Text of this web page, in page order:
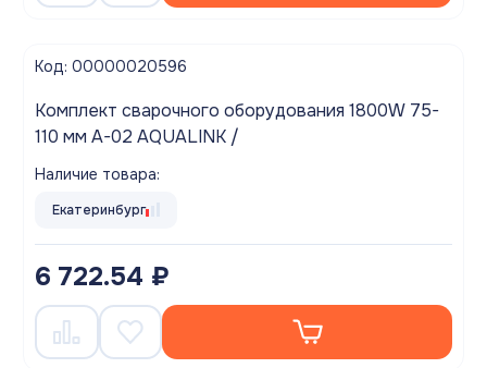
Код: 00000020596
Комплект сварочного оборудования 1800W 75-
110 мм A-02 AQUALINK /
Наличие товара:
Екатеринбург
6 722.54 ₽